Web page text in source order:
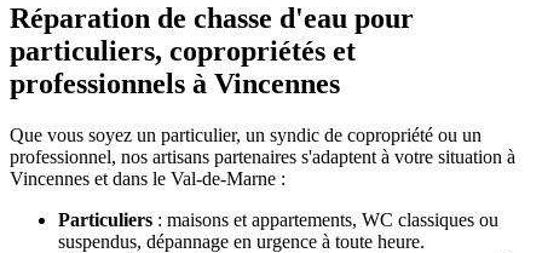
Réparation de chasse d'eau pour
particuliers, copropriétés et
professionnels à Vincennes
Que vous soyez un particulier, un syndic de copropriété ou un
professionnel, nos artisans partenaires s'adaptent à votre situation à
Vincennes et dans le Val-de-Marne :
Particuliers : maisons et appartements, WC classiques ou
suspendus, dépannage en urgence à toute heure.